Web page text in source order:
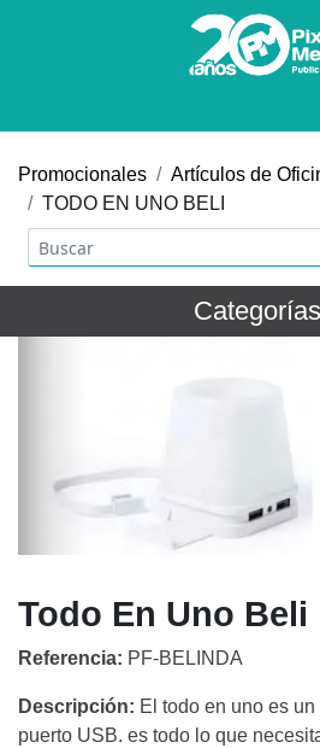
Promocionales
Artículos de
TODO EN UNO BELI
Categorías
Todo En Uno Beli
Referencia: PF-BELINDA
Descripción: El todo en uno es
puerto USB. es todo lo que